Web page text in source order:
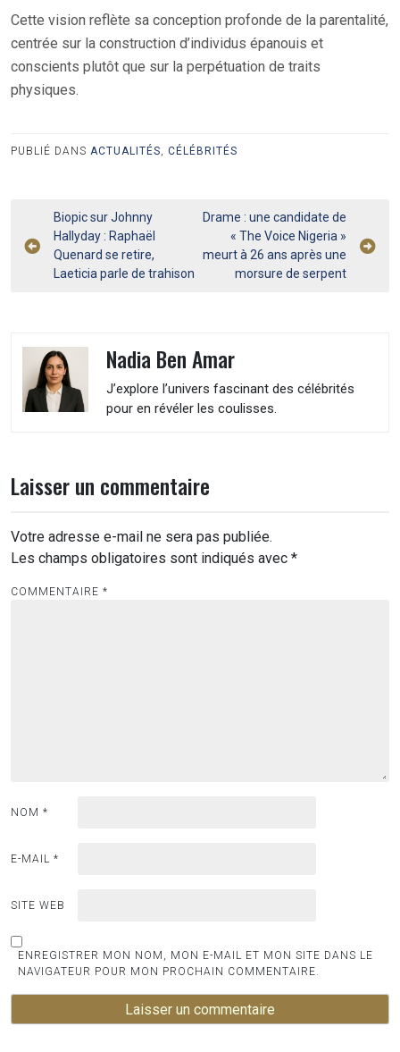
Cette vision reflète sa conception profonde de la parentalité,
centrée sur la construction d’individus épanouis et
conscients plutôt que sur la perpétuation de traits
physiques.
PUBLIÉ DANS ACTUALITÉS CÉLÉBRITÉS
Navigation
de
l’article
Biopic sur Johnny
Hallyday : Raphaël
Quenard se retire,
Laeticia parle de trahison
Drame : une candidate de
« The Voice Nigeria »
meurt à 26 ans après une
morsure de serpent
Nadia Ben Amar
J’explore l’univers fascinant des célébrités
pour en révéler les coulisses.
Laisser un commentaire
Votre adresse e-mail ne sera pas publiée.
Les champs obligatoires sont indiqués avec *
COMMENTAIRE *
NOM *
E-MAIL *
SITE WEB
ENREGISTRER MON NOM, MON E-MAIL ET MON SITE DANS LE
NAVIGATEUR POUR MON PROCHAIN COMMENTAIRE.